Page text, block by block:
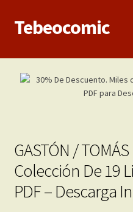
Ir
Ir
al
Tebeocomic
Inicio
Adultos
Porno 3D
GASTÓN /
Colección De 19
PDF – Descarga